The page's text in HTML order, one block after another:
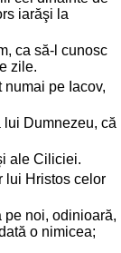
iarăşi la
ca să-l cunosc
zile.
numai pe Iacov,
lui Dumnezeu, că
ale Ciliciei.
lui Hristos celor
pe noi, odinioară,
o nimicea;